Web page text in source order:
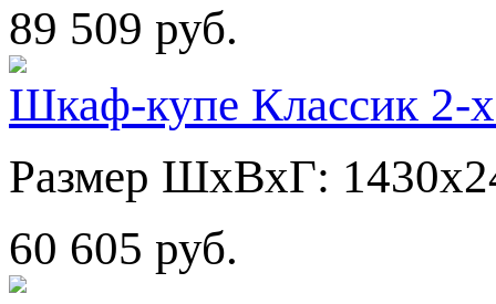
89 509 руб.
Шкаф-купе Классик 2-
Размер ШхВхГ:
60 605 руб.